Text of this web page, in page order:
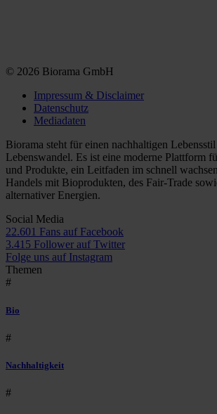
© 2026 Biorama GmbH
Impressum & Disclaimer
Datenschutz
Mediadaten
Biorama steht für einen nachhaltigen
Lebenswandel. Es ist eine moderne Plattform
und Produkte, ein Leitfaden im schnell
Handels mit Bioprodukten, des Fair-Trade
alternativer Energien.
Social Media
22.601 Fans auf Facebook
3.415 Follower auf Twitter
Folge uns auf Instagram
Themen
#
Bio
#
Nachhaltigkeit
#